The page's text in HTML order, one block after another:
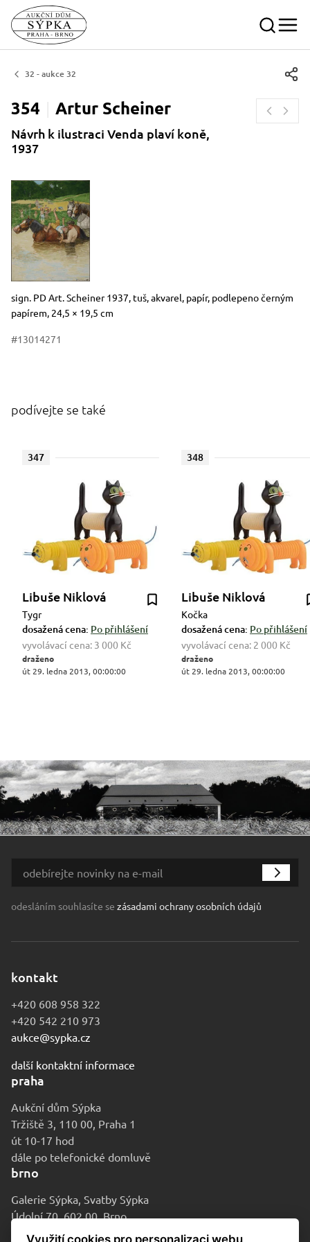
32 - aukce 32
354 Artur Scheiner
Návrh k ilustraci Venda plaví koně,
1937
Rozměry
Stručný popis předmětu
sign. PD Art. Scheiner 1937, tuš, akvarel, papír, podlepeno černým
papírem, 24,5 × 19,5 cm
#13014271
podívejte se také
347
Libuše Niklová
Tygr
dosažená cena: Po přihlášení
vyvolávací cena: 3 000 Kč
draženo
út 29. ledna 2013, 00:00:00
348
Libuše Niklová
Kočka
dosažená cena: Po přihlášení
vyvolávací cena: 2 000 Kč
draženo
út 29. ledna 2013, 00:00:00
odesláním souhlasíte se zásadami ochrany osobních údajů
kontakt
+420 608 958 322
+420 542 210 973
aukce@sypka.cz
další kontaktní informace
praha
Aukční dům Sýpka
Tržiště 3, 110 00, Praha 1
út 10-17 hod
dále po telefonické domluvě
brno
Galerie Sýpka, Svatby Sýpka
Údolní 70, 602 00, Brno
po-pá 9-16 hod
Využití cookies pro personalizaci webu